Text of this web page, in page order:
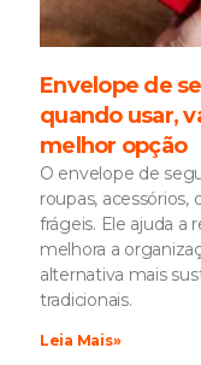
Envelope de
quando usar,
melhor opção
O envelope de
roupas,
frágeis. Ele ajuda a
melhora a
alternativa mais
tradicionais.
Leia Mais»